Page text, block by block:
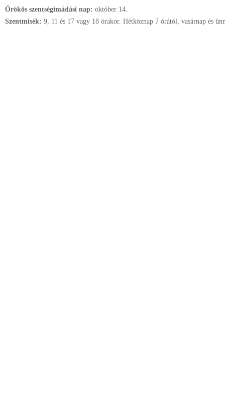
Örökös szentségimádási nap: október 14.
Szentmisék: 9, 11 és 17 vagy 18 órakor. Hétköznap 7 órától, vasárnap és